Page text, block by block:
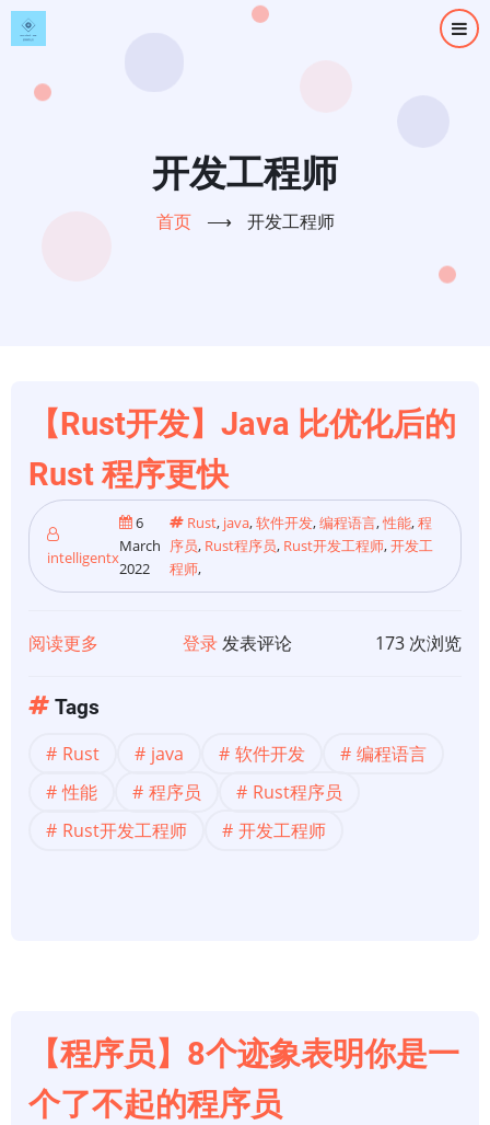
跳
转
开发工程师
首页 ⟶ 开发工程师
【Rust开发】Java 比优化后的
Rust 程序更快
intelligentx
6
March
2022
Rust, java,软件开发,编程语言,性能,程
序员, Rust程序员, Rust开发工程师,开发工
程师,
阅读更多
发】
比
更
快
登录发表评论 173 次浏览
Tags
Rust java 软件开发
编程语言
性能
程序员
Rust程序员
Rust开发工程师
开发工程师
【程序员】8个迹象表明你是一
个了不起的程序员